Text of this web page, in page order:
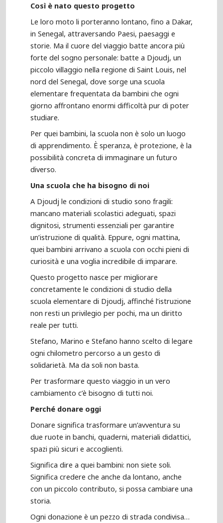
Così è nato questo progetto
Le loro moto li porteranno lontano, fino a Dakar,
in Senegal, attraversando Paesi, paesaggi e
storie. Ma il cuore del viaggio batte ancora più
forte del sogno personale: batte a Djoudj, un
piccolo villaggio nella regione di Saint Louis, nel
nord del Senegal, dove sorge una scuola
elementare frequentata da bambini che ogni
giorno affrontano enormi difficoltà pur di poter
studiare.
Per quei bambini, la scuola non è solo un luogo
di apprendimento. È speranza, è protezione, è la
possibilità concreta di immaginare un futuro
diverso.
Una scuola che ha bisogno di noi
A Djoudj le condizioni di studio sono fragili:
mancano materiali scolastici adeguati, spazi
dignitosi, strumenti essenziali per garantire
un’istruzione di qualità. Eppure, ogni mattina,
quei bambini arrivano a scuola con occhi pieni di
curiosità e una voglia incredibile di imparare.
Questo progetto nasce per migliorare
concretamente le condizioni di studio della
scuola elementare di Djoudj, affinché l’istruzione
non resti un privilegio per pochi, ma un diritto
reale per tutti.
Stefano, Marino e Stefano hanno scelto di legare
ogni chilometro percorso a un gesto di
solidarietà. Ma da soli non basta.
Per trasformare questo viaggio in un vero
cambiamento c’è bisogno di tutti noi.
Perché donare oggi
Donare significa trasformare un’avventura su
due ruote in banchi, quaderni, materiali didattici,
spazi più sicuri e accoglienti.
Significa dire a quei bambini: non siete soli.
Significa credere che anche da lontano, anche
con un piccolo contributo, si possa cambiare una
storia.
Ogni donazione è un pezzo di strada condivisa…